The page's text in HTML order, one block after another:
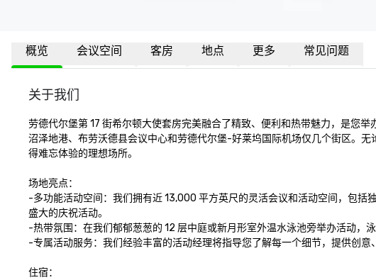
概览 会议空间 客房 地点 更多 常见问题
关于我们
劳德代尔堡第 17 街希尔顿大使套房完美融合了精致、便利和热带魅力，是您
沼泽地港、布劳沃德县会议中心和劳德代尔堡-好莱坞国际机场仅几个街区。
得难忘体验的理想场所。
场地亮点：
-多功能活动空间：我们拥有近 13,000 平方英尺的灵活会议和活动空间，包
盛大的庆祝活动。
-热带氛围：在我们郁郁葱葱的 12 层中庭或新月形室外温水泳池旁举办活动，
-专属活动服务：我们经验丰富的活动经理将指导您了解每一个细节，提供创意
住宿：